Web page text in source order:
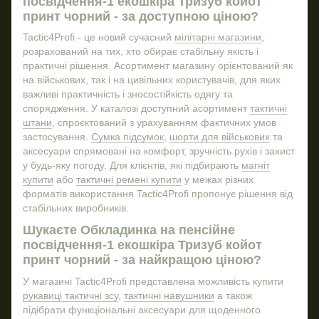
Купити тактичну шапку
Військовий одяг інтернет магазин
Браслет для військових
Купити військовий баул
Купити берці літні зсу
Гравіювання на ножах
Берці зсу зимові
Тактичні пояса
Металеві кружки
Комплект військового одягу
Кросівки військові
Берці зимові тактичні
Тактична фляга
Купить тактичні очки
принт чорний - за доступною ціною?
Tactic4Profi - це новий сучасний мілітарні магазини,
розрахований на тих, хто обирає стабільну якість і
практичні рішення. Асортимент магазину орієнтований як
на військових, так і на цивільних користувачів, для яких
важливі практичність і зносостійкість одягу та
спорядження. У каталозі доступний асортимент тактичні
штани, спроєктований з урахуванням фактичних умов
застосування. Сумка підсумок, шорти для військових та
аксесуари спрямовані на комфорт, зручність рухів і захист
у будь-яку погоду. Для клієнтів, які підбирають магніт
купити або тактичні ремені купити у межах різних
форматів використання Tactic4Profi пропонує рішення від
стабільних виробників.
Шукаєте Обкладинка на пенсійне
посвідчення-1 екошкіра Тризуб койот
принт чорний - за найкращою ціною?
У магазині Tactic4Profi представлена можливість купити
рукавиці тактичні зсу, тактичні навушники а також
підібрати функціональні аксесуари для щоденного